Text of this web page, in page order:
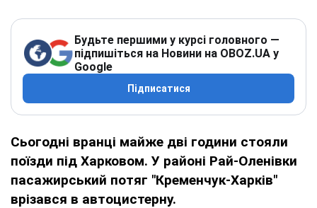
Будьте першими у курсі головного —
підпишіться на Новини на OBOZ.UA у
Google
Підписатися
Сьогодні вранці майже дві години стояли
поїзди під Харковом. У районі Рай-Оленівки
пасажирський потяг "Кременчук-Харків"
врізався в автоцистерну.